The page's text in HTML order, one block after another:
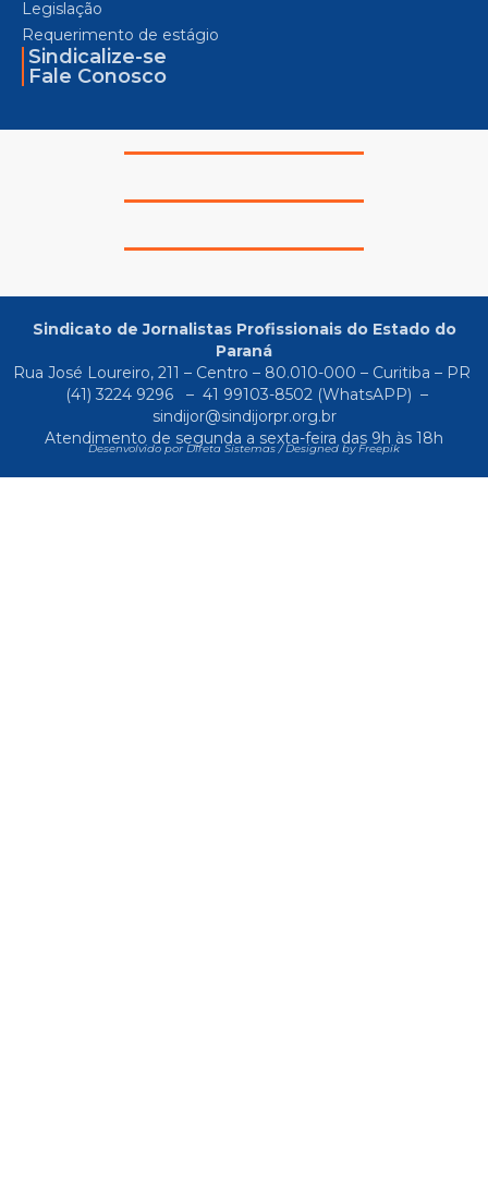
Legislação
Requerimento de estágio
Sindicalize-se
Fale Conosco
Sindicato de Jornalistas Profissionais do Estado do
Paraná
Rua José Loureiro, 211 – Centro – 80.010-000 – Curitiba – PR
(41) 3224 9296
– 41 99103-8502(WhatsAPP) –
sindijor@sindijorpr.org.br
Atendimento de segunda a sexta-feira das 9h às 18h
Desenvolvido por Direta Sistemas /Designed by Freepik